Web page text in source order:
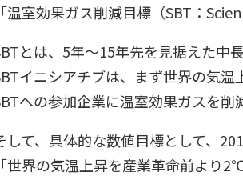
「温室効果ガス削減目標（SBT：
とは、5年～15年先を見据えた中
イニシアチブは、まず世界の気温
への参加企業に温室効果ガスを削
して、具体的な数値目標として、
「世界の気温上昇を産業革命前より